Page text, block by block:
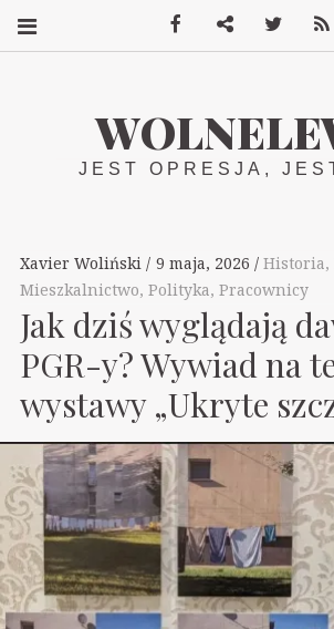
JEST OPRESJA,
Xavier Woliński 9 maja, 2026 Historia,
Mieszkalnictwo, Polityka, Pracownicy
Jak dziś wyglądają
PGR-y? Wywiad na
wystawy „Ukryte
FacebookMastodonTwitter